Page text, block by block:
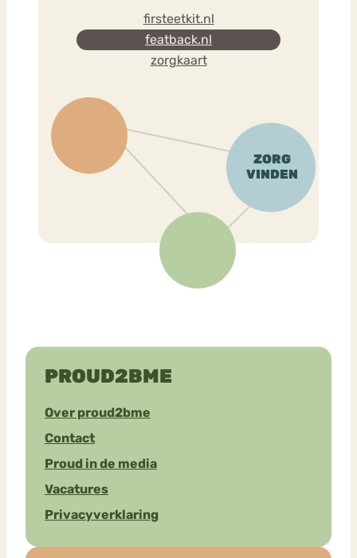
firsteetkit.nl
featback.nl
zorgkaart
PROUD2BME
Over proud2bme
Contact
Proud in de media
Vacatures
Privacyverklaring